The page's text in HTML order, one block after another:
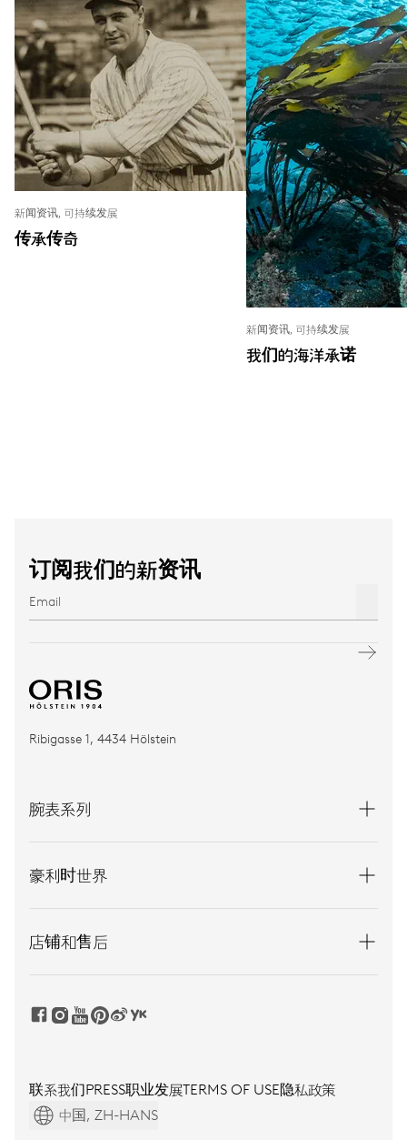
新闻资讯, 可持续发展
传承传奇
新闻资讯, 可持续发展
我们的海洋承诺
订阅我们的新资讯
Ribigasse 1, 4434 Hölstein
腕表系列
豪利时世界
店铺和售后
联系我们PRESS职业发展TERMS OF USE隐私政策
中国, ZH-HANS